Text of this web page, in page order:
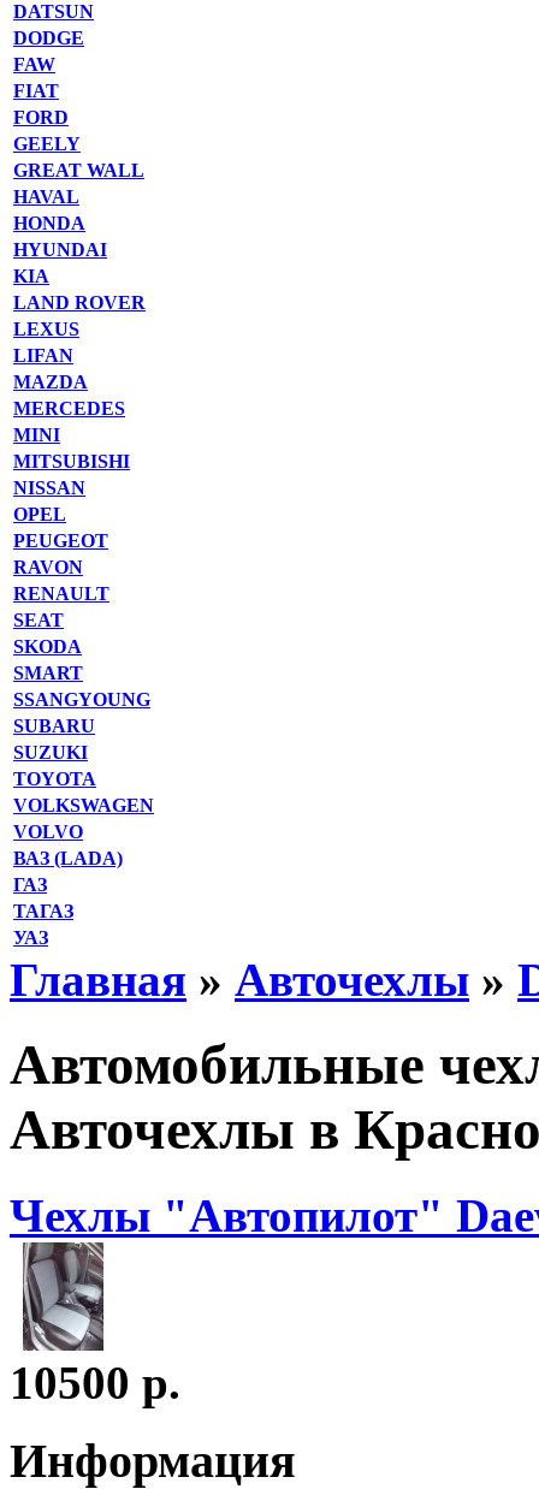
DATSUN
DODGE
FAW
FIAT
FORD
GEELY
GREAT WALL
HAVAL
HONDA
HYUNDAI
KIA
LAND ROVER
LEXUS
LIFAN
MAZDA
MERCEDES
MINI
MITSUBISHI
NISSAN
OPEL
PEUGEOT
RAVON
RENAULT
SEAT
SKODA
SMART
SSANGYOUNG
SUBARU
SUZUKI
TOYOTA
VOLKSWAGEN
VOLVO
ВАЗ (LADA)
ГАЗ
ТАГАЗ
УАЗ
Главная » Авточехлы »
Автомобильные
Авточехлы в
Чехлы "Автопилот"
10500 р.
Информация